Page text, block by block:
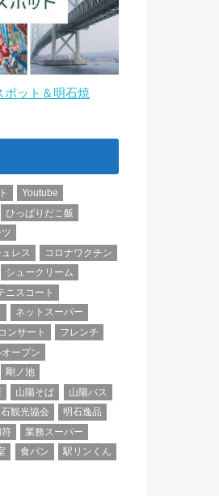
ポット＆明石焼
Youtube
ひっぱりだこ飯
レス
コロナワクチン
シュークリーム
ニスコート
ネットスーパー
ンサート
フレンチ
ープン
剛ノ池
山陽そば
山陽バス
観光協会
明石逸品
業務スーパー
食パン
駅リンくん